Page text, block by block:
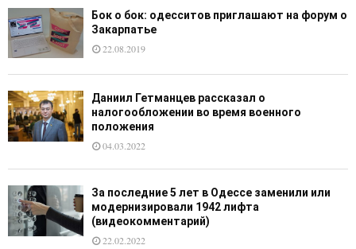
Бок о бок: одесситов приглашают на форум о
Закарпатье
22.08.2019
Даниил Гетманцев рассказал о
налогообложении во время военного
положения
04.03.2022
За последние 5 лет в Одессе заменили или
модернизировали 1942 лифта
(видеокомментарий)
22.02.2022